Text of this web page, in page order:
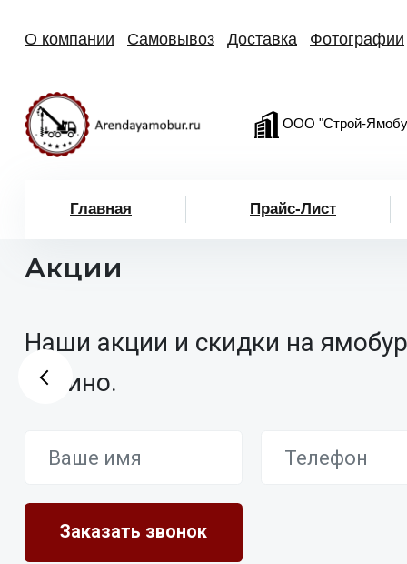
О компании Самовывоз Доставка Фотографии
ООО "Строй-
Главная Прайс-Лист
Акции
Наши акции и скидки на
Косино.